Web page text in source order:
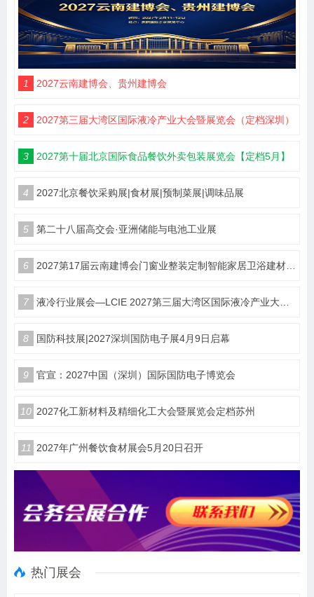
1 2027云南建博会、贵州建博会
2 2027第三届大湾区国际液冷产业大会暨展览会（定档深圳）
3 2027第十届北京国际食品餐饮外卖包装展览会【定档5月】
4 2027北京餐饮采购展|食材展|预制菜展|调味品展
5 第二十八届高交会·亚洲储能与电池工业展
6 2027第17届云南建博会门窗业整装定制智能家居卫浴建材展会
7 液冷行业展会—LCIE 2027第三届大湾区国际液冷产业大会暨展览会（深圳）
8 国防科技展|2027深圳国防电子展4月9日启幕
9 官宣：2027中国（深圳）国际国防电子博览会
10 2027化工新材料及精细化工大会暨展览会定档苏州
11 2027年广州餐饮食材展会5月20日召开
热门展会